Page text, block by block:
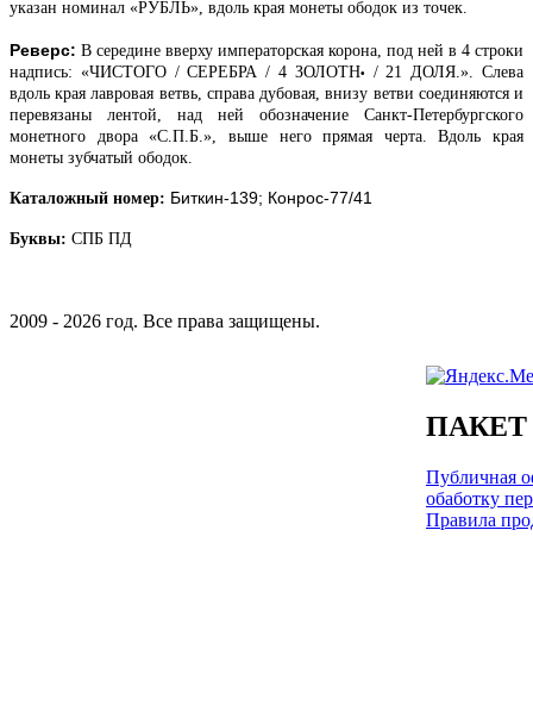
указан номинал «РУБЛЬ», вдоль края монеты ободок из точек.
Реверс: В середине вверху императорская корона, под ней в 4 строки
надпись: «ЧИСТОГО / СЕРЕБРА / 4 ЗОЛОТН•
/ 21 ДОЛЯ.». Слева
вдоль края лавровая ветвь, справа дубовая, внизу ветви соединяются и
перевязаны лентой, над ней обозначение Санкт-Петербургского
монетного двора «С.П.Б.», выше него прямая черта.Вдоль края
монеты зубчатый ободок.
Каталожный номер: Биткин-139; Конрос-77/41
Буквы: СПБ ПД
2009 - 2026 год. Все права защищены.
Публичная
обаботку
Правила